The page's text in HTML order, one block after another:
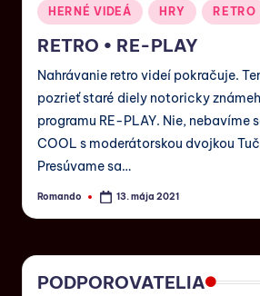
HERNÉ VIDEÁ HRY RETRO
RETRO • RE-PLAY
Nahrávanie retro videí pokračuje.
pozrieť staré diely notoricky
programu RE-PLAY. Nie, nebavíme
COOL s moderátorskou dvojkou
Presúvame sa…
Romando 13. mája 2021
PODPOROVATELIA